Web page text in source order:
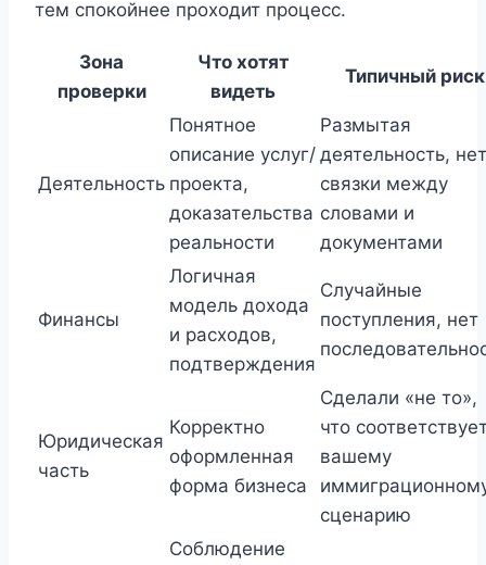
тем спокойнее проходит процесс.
Зона
проверки
Что хотят
видеть
Типичный риск
Деятельность
Понятное
описание услуг/
проекта,
доказательства
реальности
Размытая
деятельность, нет
связки между
словами и
документами
Финансы
Логичная
модель дохода
и расходов,
подтверждения
Случайные
поступления, нет
Юридическая
часть
Корректно
оформленная
форма бизнеса
Сделали «не то»,
что
вашему
сценарию
Соблюдение